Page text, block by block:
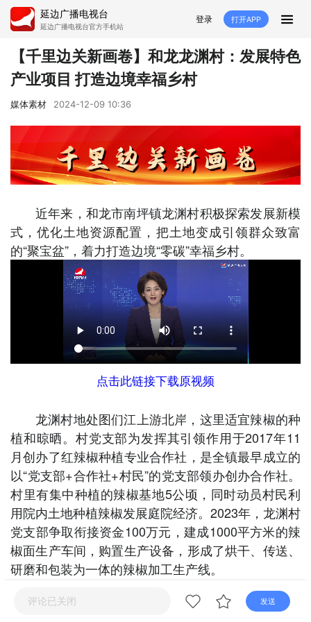
延边广播电视台
延边广播电视台官方手机站
登录 打开APP
首页
推荐 经济 延边新闻
融媒直播 政协
纪委监委 专题 文体 国内
交通文艺广播 延边卫健 延边医保 延边医院
延边商务 延边好就业 VR
电视 广播
【千里边关新画卷】​和龙龙渊村：发展特色
产业项目 打造边境幸福乡村
媒体素材 2024-12-09 10:36
近年来，和龙市南坪镇龙渊村积极探索发展新模
式，优化土地资源配置，把土地变成引领群众致富
的“聚宝盆”，着力打造边境“零碳”幸福乡村。
点击此链接下载原视频
龙渊村地处图们江上游北岸，这里适宜辣椒的种
植和晾晒。村党支部为发挥其引领作用于2017年11
月创办了红辣椒种植专业合作社，是全镇最早成立的
以“党支部+合作社+村民”的党支部领办创办合作社。
村里有集中种植的辣椒基地5公顷，同时动员村民利
用院内土地种植辣椒发展庭院经济。2023年，龙渊村
党支部争取衔接资金100万元，建成1000平方米的辣
椒面生产车间，购置生产设备，形成了烘干、传送、
研磨和包装为一体的辣椒加工生产线。
龙渊村村委会副主任乡村振兴专干韩典直
评论已关闭 发送